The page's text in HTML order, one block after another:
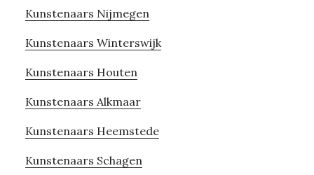
Kunstenaars Nijmegen
Kunstenaars Winterswijk
Kunstenaars Houten
Kunstenaars Alkmaar
Kunstenaars Heemstede
Kunstenaars Schagen